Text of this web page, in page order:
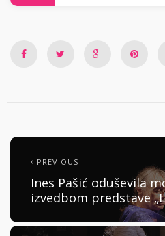
PREVIOUS
Ines Pašić oduševila
izvedbom predstave